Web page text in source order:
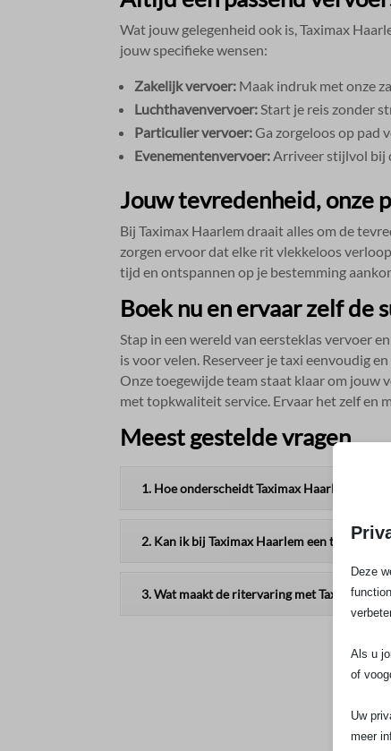
Wat jouw gelegenheid ook is, Taximax
jouw specifieke wensen:
Zakelijk vervoer: Maak indruk met onze
Luchthavenvervoer:Start je reis zonder
Particulier vervoer:Ga zorgeloos op pad
Evenementenvervoer:Arriveer stijlvol bij
Jouw tevredenheid, onze
Bij Taximax Haarlem draait alles om de
zorgen ervoor dat elke rit vlekkeloos
tijd en ontspannen op je bestemming
Boek nu en ervaar zelf
Stap in een wereld van eersteklas vervoer
is voor velen.​ Reserveer je taxi eenvoudig
Onze toegewijde team staat klaar om jouw
met topkwaliteit service.​ Ervaar het zelf en
Meest gestelde vragen
1. Hoe onderscheidt Taximax Haarlem zich
2. Kan ik bij Taximax Haarlem een taxi
3. Wat maakt de ritervaring met Taximax
Deze
Als u
of
Uw
meer